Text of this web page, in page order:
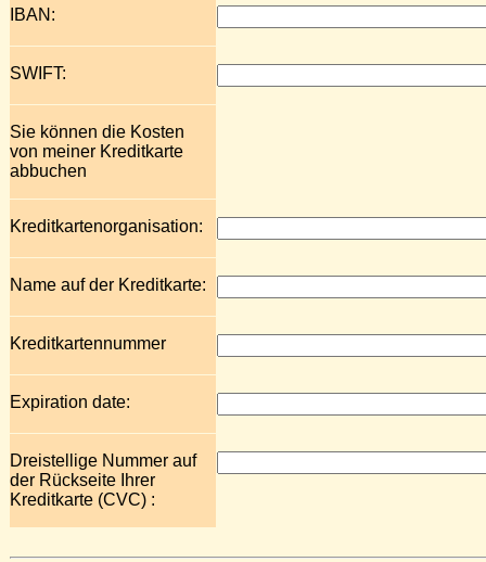
IBAN:
SWIFT:
Sie können die Kosten
von meiner Kreditkarte
abbuchen
Kreditkartenorganisation:
Name auf der Kreditkarte:
Kreditkartennummer
Expiration date:
Dreistellige Nummer auf
der Rückseite Ihrer
Kreditkarte (CVC) :